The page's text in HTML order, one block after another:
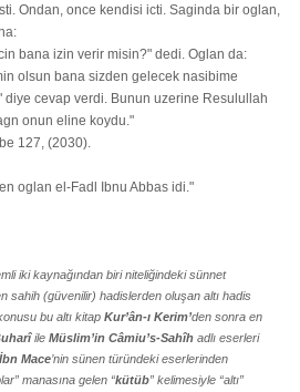
Ondan, once kendisi icti. Saginda bir oglan,
bana izin verir misin?" dedi. Oglan da:
olsun bana sizden gelecek nasibime
cevap verdi. Bunun uzerine Resulullah
onun eline koydu."
127, (2030).
oglan el-Fadl Ibnu Abbas idi."
iki kaynağından biri niteliğindeki sünnet
sahih (güvenilir) hadislerden oluşan altı hadis
bu altı kitap Kur’ân-ı Kerim’den sonra en
ile Müslim’in Câmiu’s-Sahîh adlı eserleri
İbn Mace’nin sünen türündeki eserlerinden
manasına gelen “kütüb” kelimesiyle “altı”